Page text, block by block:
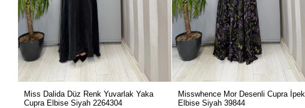
Miss Dalida Düz Renk Yuvarlak Yaka
Cupra Elbise Siyah 2264304
Misswhence Mor Desenli Cupra İpek
Elbise Siyah 39844